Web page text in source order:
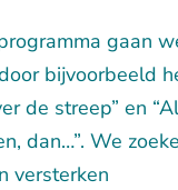
gaan
bijvoorbeeld
de streep” en
dan…”. We
versterken